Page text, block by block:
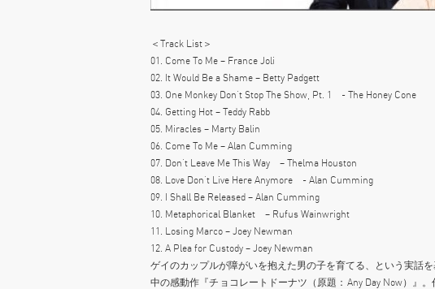
＜Track List＞
01. Come To Me – France Joli
02. It Would Be a Shame – Betty Padgett
03. One Monkey Don’t Stop The Show, Pt. 1 - The Honey Cone
04. Getting Hot – Teddy Rabb
05. Miracles – Marty Balin
06. Come To Me – Alan Cumming
07. Don’t Leave Me This Way – Thelma Houston
08. Love Don’t Live Here Anymore - Alan Cumming
09. I Shall Be Released – Alan Cumming
10. Metaphorical Blanket – Rufus Wainwright
11. Losing Marco – Joey Newman
12. A Plea for Custody – Joey Newman
ゲイのカップルが障がいを抱えた男の子を育てる、という実話
中の感動作『チョコレートドーナツ（原題：Any Day Now）』